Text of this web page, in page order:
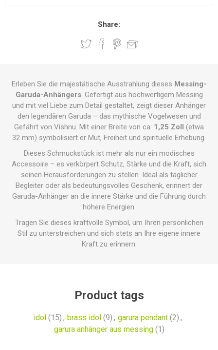
Share:
Erleben Sie die majestätische Ausstrahlung dieses Messing-
Garuda-Anhängers. Gefertigt aus hochwertigem Messing
und mit viel Liebe zum Detail gestaltet, zeigt dieser Anhänger
den legendären Garuda – das mythische Vogelwesen und
Gefährt von Vishnu. Mit einer Breite von ca. 1,25 Zoll (etwa
32 mm) symbolisiert er Mut, Freiheit und spirituelle Erhebung.
Dieses Schmuckstück ist mehr als nur ein modisches
Accessoire – es verkörpert Schutz, Stärke und die Kraft, sich
seinen Herausforderungen zu stellen. Ideal als täglicher
Begleiter oder als bedeutungsvolles Geschenk, erinnert der
Garuda-Anhänger an die innere Stärke und die Führung durch
höhere Energien.
Tragen Sie dieses kraftvolle Symbol, um Ihren persönlichen
Stil zu unterstreichen und sich stets an Ihre eigene innere
Kraft zu erinnern.
Product tags
idol (15) , brass idol (9) , garura pendant (2) ,
garura anhänger aus messing (1)